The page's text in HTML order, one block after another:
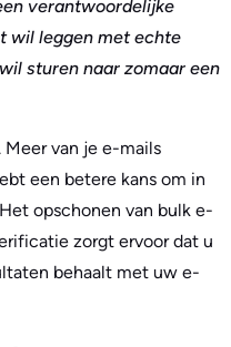
verantwoordelijke
wil leggen met echte
sturen naar zomaar een
van je e-mails
een betere kans om in
opschonen van bulk e-
zorgt ervoor dat u
behaalt met uw e-